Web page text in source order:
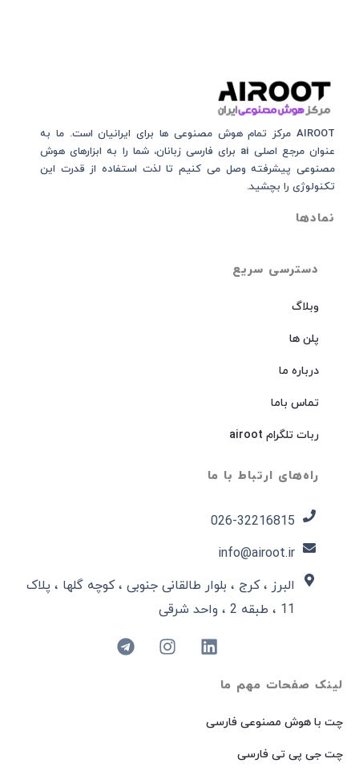
لینک صفحات مهم ما
چت با هوش مصنوعی فارسی
چت جی پی تی فارسی
دسترسی سریع
وبلاگ
پلن ها
درباره ما
تماس باما
ربات تلگرام airoot
راه‌های ارتباط با ما
026-32216815​
info@airoot.ir
البرز ، کرج ، بلوار طالقانی جنوبی ، کوچه گلها ، پلاک
11 ، طبقه 2 ، واحد شرقی
AIROOT مرکز تمام هوش مصنوعی‌‌‌ ها برای ایرانیان است. ما به
عنوان مرجع اصلی ai برای فارسی زبانان، شما را به ابزارهای هوش
مصنوعی پیشرفته وصل می کنیم تا لذت استفاده از قدرت این
تکنولوژی را بچشید.
نمادها